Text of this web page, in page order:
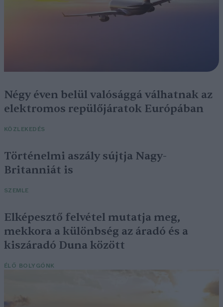
Négy éven belül valósággá válhatnak az
elektromos repülőjáratok Európában
KÖZLEKEDÉS
Történelmi aszály sújtja Nagy-
Britanniát is
SZEMLE
Elképesztő felvétel mutatja meg,
mekkora a különbség az áradó és a
kiszáradó Duna között
ÉLŐ BOLYGÓNK